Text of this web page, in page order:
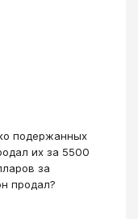
подержанных
их за 5500
за
продал?